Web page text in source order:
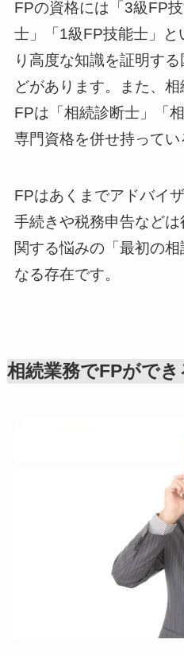
FPの資格には「3級FP
士」「1級FP技能士」と
り高度な知識を証明す
どがあります。また、
FPは「相続診断士」「
専門資格を併せ持ってい
FPはあくまでアドバイ
手続きや税務申告など
関する悩みの「最初の
なる存在です。
相続業務でFPができ